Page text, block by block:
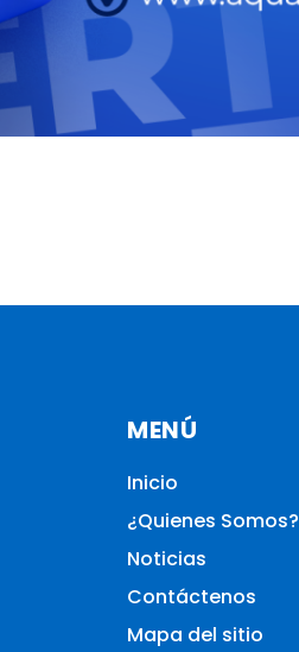
MENÚ
Inicio
¿Quienes Somos?
Noticias
Contáctenos
Mapa del sitio